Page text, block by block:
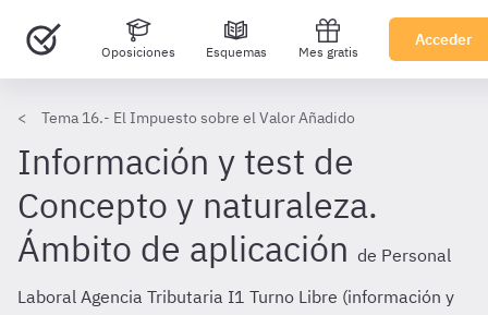
Oposiciones Esquemas Mes gratis
Acceder
Tema 16.- El Impuesto sobre el Valor Añadido
Información y test de
Concepto y naturaleza.
Ámbito de aplicación de Personal
Laboral Agencia Tributaria I1 Turno Libre (información y